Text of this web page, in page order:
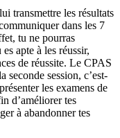
transmettre les résultats
dans les 7
tu ne pourras
apte à les réussir,
de réussite. Le CPAS
seconde session, c’est-
les examens de
d’améliorer tes
à abandonner tes